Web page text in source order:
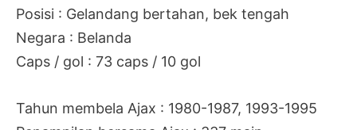
Posisi : Gelandang bertahan, bek tengah
Negara : Belanda
Caps / gol : 73 caps / 10 gol
Tahun membela Ajax : 1980-1987, 1993-1995